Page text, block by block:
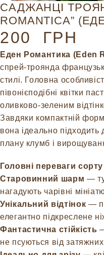
САДЖАНЦІ
ROMANTICA”
200 ГРН
Еден Романтика (Eden
спрей-троянда
стилі. Головна
півонієподібні квітки
оливково-зеленим
Завдяки компактній
вона ідеально
плану клумб і
Головні переваги
Старовинний шарм —
нагадують чарівні
Унікальний відтінок —
елегантно підкреслене
Фантастична стійкість
не псуються від